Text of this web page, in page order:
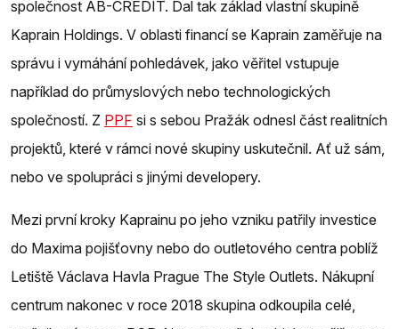
společnost AB-CREDIT. Dal tak základ vlastní skupině
Kaprain Holdings. V oblasti financí se Kaprain zaměřuje na
správu i vymáhání pohledávek, jako věřitel vstupuje
například do průmyslových nebo technologických
společností. Z PPF si s sebou Pražák odnesl část realitních
projektů, které v rámci nové skupiny uskutečnil. Ať už sám,
nebo ve spolupráci s jinými developery.
Mezi první kroky Kaprainu po jeho vzniku patřily investice
do Maxima pojišťovny nebo do outletového centra poblíž
Letiště Václava Havla Prague The Style Outlets. Nákupní
centrum nakonec v roce 2018 skupina odkoupila celé,